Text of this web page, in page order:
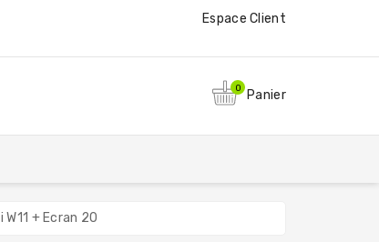
Espace Client
0 Panier
+ Ecran 20